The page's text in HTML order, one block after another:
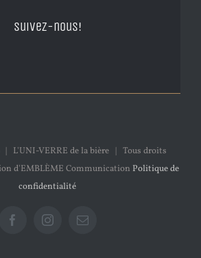
Suivez-nous!
| L'UNI-VERRE de la bière | Tous droits
d'EMBLÈME Communication Politique de
confidentialité
FacebookInstagramEmail